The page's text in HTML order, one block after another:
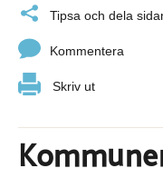
Tipsa och dela
Kommentera
Skriv ut